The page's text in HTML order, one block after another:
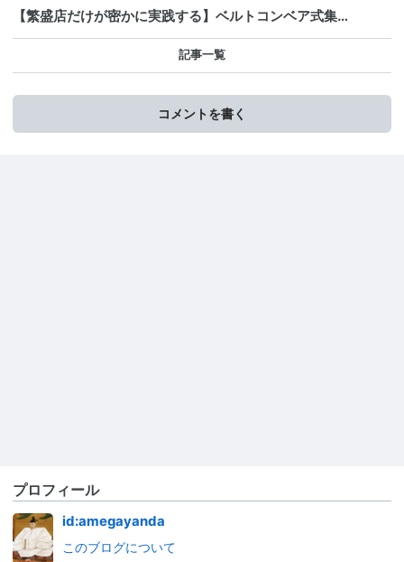
【繁盛店だけが密かに実践する】ベルトコンベア式集…
記事一覧
コメントを書く
プロフィール
id:amegayanda
このブログについて